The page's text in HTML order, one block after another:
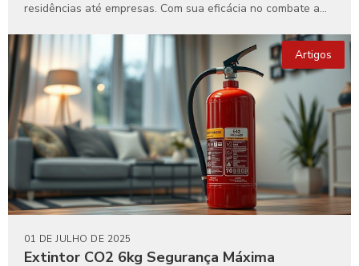
residências até empresas. Com sua eficácia no combate a...
Artigos
Extintor CO2 6kg Segurança Máxima
01 DE JULHO DE 2025